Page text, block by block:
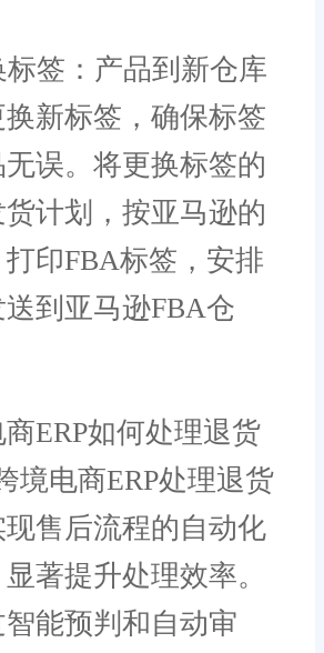
签：产品到新仓库
新标签，确保标签
误。将更换标签的
计划，按亚马逊的
印FBA标签，安排
到亚马逊FBA仓
如何处理退货
境电商ERP处理退货
售后流程的自动化
著提升处理效率。
能预判和自动审